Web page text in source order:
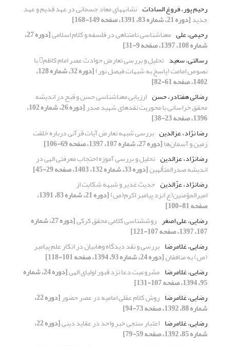
رحیم‏ پور، فروغ ‏السادات نشانه‏های معاد جسمانی در عهد قدیم و عهد
جدید[دوره 21، شماره 83، 1391، صفحه 149-168]
رحیمی، علی معناشناسی نامتناهی در فلسفه و کلام اسلامی [دوره 27،
شماره 108، 1397، صفحه 9-31]
رسالتی، سعید
تحلیل و بررسی تعارض حوادث عصر امام کاظم با
نصوص امامت (پاسخ به شبهات فیصل نور) [دوره 32، شماره 128،
1402، صفحه 61-82]
رضائی هفتادر، حسن ارزیابی معناشناسی حسن و قبح در اندیشه
محقق خراسانی با محوریت نقدهای شهید صدر [دوره 26، شماره 102،
1396، صفحه 23-38]
رضا نژاد، عزالدین بررسی شبهه تعارض آیات قرآنی درباره خلقت
زمین و آسمان‌ها[دوره 27، شماره 107، 1397، صفحه 69-106]
رضانژاد، عزالدین تحلیل و بررسی آموزه احتجاب معرفتی الهی در
اندیشه صدرالمتألهین[دوره 33، شماره 132، 1403، صفحه 29-45]
رضانژاد، عزّالدین حدیث غدیر و شبهه شکایت از
امیرالمؤمنین(ع)نزد پیامبر اکرم(ص) [دوره 21، شماره 83، 1391،
صفحه 81-100]
رضایی، علی اصغر روش‎شناسی کلامی محقق کرکی [دوره 27، شماره
107، 1397، صفحه 107-121]
رضایی، غلامرضا بررسی و نقد دیدگاه وهابیان در انکار علم پیامبر
(ص) به منافقان[دوره 24، شماره 93، 1394، صفحه 101-118]
رضایی، غلامرضا مشروعیت دعا نزد قبور اولیای الهی [دوره 24، شماره
95، 1394، صفحه 107-131]
رضایی، غلامرضا روش کلام عقلی امامیه در عصر حضور [دوره 22،
شماره 88، 1392، صفحه 73-94]
رضایی، غلامرضا اعتبار سنجی خبر واحد در عقاید دینی [دوره 22،
شماره 85، 1392، صفحه 59-79]